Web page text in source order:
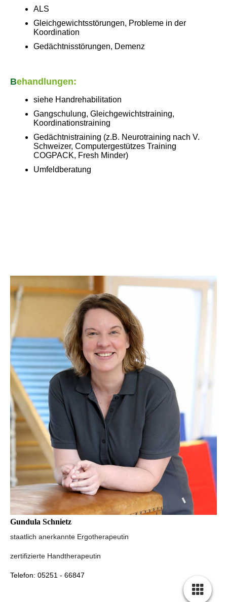
ALS
Gleichgewichtsstörungen, Probleme in der
Koordination
Gedächtnisstörungen, Demenz
Behandlungen:
siehe Handrehabilitation
Gangschulung, Gleichgewichtstraining,
Koordinationstraining
Gedächtnistraining (z.B. Neurotraining nach V.
Schweizer, Computergestützes Training
COGPACK, Fresh Minder)
Umfeldberatung
Gundula Schnietz
staatlich anerkannte Ergotherapeutin
zertifizierte Handtherapeutin
Telefon: 05251 - 66847